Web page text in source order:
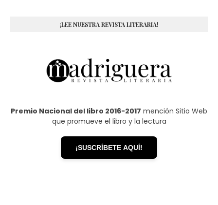
¡LEE NUESTRA REVISTA LITERARIA!
Premio Nacional del libro 2016-2017 mención Sitio Web
que promueve el libro y la lectura
¡SUSCRÍBETE AQUÍ!